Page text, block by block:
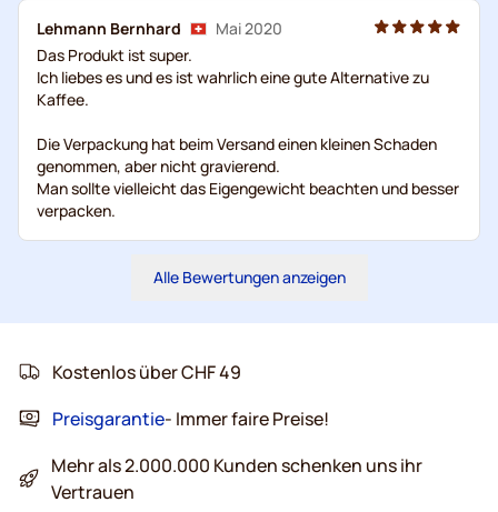
Lehmann Bernhard
Mai 2020
Das Produkt ist super.
Ich liebes es und es ist wahrlich eine gute Alternative zu
Kaffee.
Die Verpackung hat beim Versand einen kleinen Schaden
genommen, aber nicht gravierend.
Man sollte vielleicht das Eigengewicht beachten und besser
verpacken.
Alle Bewertungen anzeigen
Kostenlos über CHF 49
Preisgarantie- Immer faire Preise!
Mehr als 2.000.000 Kunden schenken uns ihr
Vertrauen